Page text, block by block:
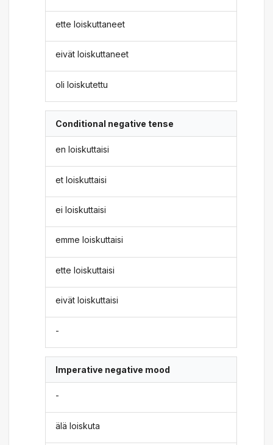
ette loiskuttaneet
eivät loiskuttaneet
oli loiskutettu
Conditional negative tense
en loiskuttaisi
et loiskuttaisi
ei loiskuttaisi
emme loiskuttaisi
ette loiskuttaisi
eivät loiskuttaisi
-
Imperative negative mood
-
älä loiskuta